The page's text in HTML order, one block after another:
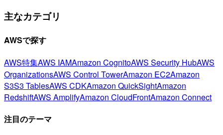
主なカテゴリ
AWSで探す
AWS特集AWS IAMAmazon CognitoAWS Security HubAWS
OrganizationsAWS Control TowerAmazon EC2Amazon
S3S3 TablesAWS CDKAmazon QuickSightAmazon
RedshiftAWS AmplifyAmazon CloudFrontAmazon Connect
注目のテーマ